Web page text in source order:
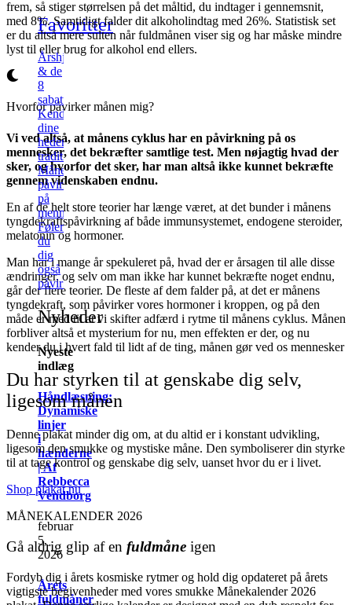
Favoritter
Årshjulet
& de
8
sabatter
Kend
dine
hedenske
traditioner
Månens
påvirkning
på
mennesker
Føler
du
dig
også
påvirket?
Nyheder
Nyeste
indlæg
Håndlæsning:
Dynamiske
linjer
i
hænderne
| Af
Rebbecca
Vendborg
februar
5,
2026
Årets
fuldmåner
frem, så stiger størrelsen på det måltid, du indtager i gennemsnit,
med 8%. Samtidigt falder dit alkoholindtag med 26%. Statistisk set
er du altså mere sulten når fuldmånen viser sig og har måske mindre
lyst til eller brug for alkohol end ellers.
Hvorfor påvirker månen mig?
Vi ved altså, at månens cyklus har en påvirkning på os
mennesker, det bekræfter samtlige test. Men nøjagtig hvad der
sker, og hvorfor det sker, har man altså ikke kunnet bekræfte
gennem videnskaben endnu.
En af de helt store teorier har længe været, at det bunder i månens
tyngdekraftspåvirkning af både immunsystemet, endogene steroider,
melatonin og hormoner.
Man har i mange år spekuleret på, hvad der er årsagen til alle disse
ændringer, og selv om man ikke har kunnet bekræfte noget endnu,
går der flere teorier. De fleste af dem falder på, at det er månens
tyngdekraft, som påvirker vores hormoner i kroppen, og på den
måde er med til at vi skifter adfærd i rytme til månens cyklus. Månen
forbliver altså et mysterium for nu, men effekten er der, og nu
kender du i hvert fald til lidt af de ting, månen gør ved os mennesker
Du har styrken til at genskabe dig selv,
ligesom månen
Denne plakat minder dig om, at du altid er i konstant udvikling,
ligesom den smukke og mystiske måne. Den symboliserer din styrke
til at tage kontrol og genskabe dig selv, uanset hvor du er i livet.
Shop plakat nu
MÅNEKALENDER 2026
Gå aldrig glip af en fuldmåne igen
Fordyb dig i årets kosmiske rytmer og hold dig opdateret på årets
vigtigste begivenheder med vores smukke Månekalender 2026